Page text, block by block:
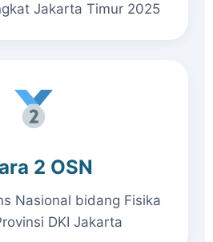
Jakarta Timur 2025
2 OSN
Nasional bidang Fisika
DKI Jakarta